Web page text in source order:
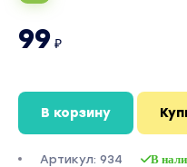
99 ₽
В корзину
Артикул: 934 В